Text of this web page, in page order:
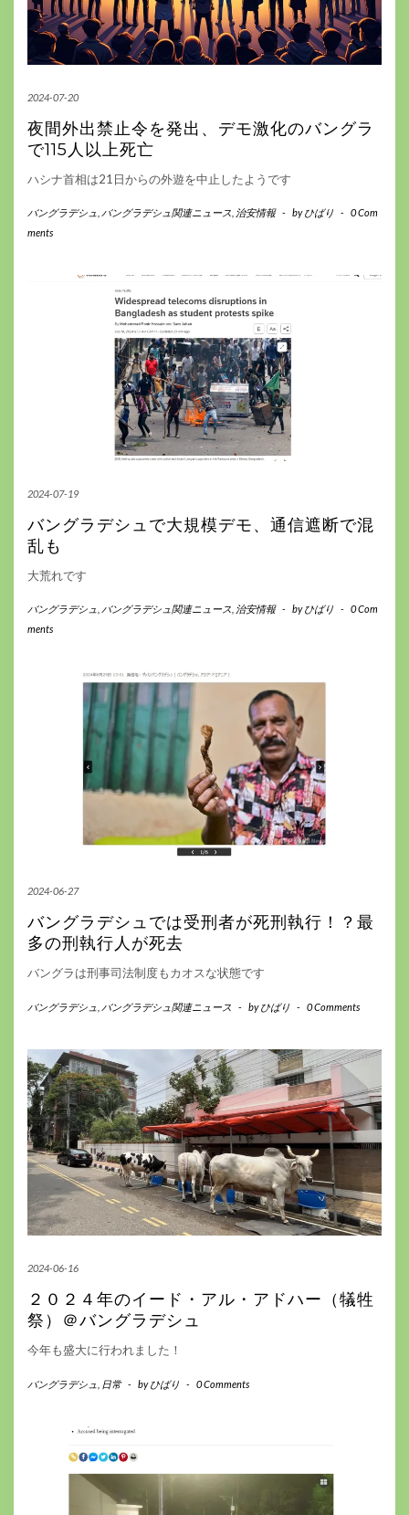
2024-07-20
夜間外出禁止令を発出、デモ激化のバングラ
で115人以上死亡
ハシナ首相は21日からの外遊を中止したようです
バングラデシュ バングラデシュ関連ニュース 治安情報 - byひばり -
0 Com
ments
2024-07-19
バングラデシュで大規模デモ、通信遮断で混
乱も
大荒れです
バングラデシュ バングラデシュ関連ニュース 治安情報 - byひばり -
0 Com
ments
2024-06-27
バングラデシュでは受刑者が死刑執行！？最
多の刑執行人が死去
バングラは刑事司法制度もカオスな状態です
バングラデシュ バングラデシュ関連ニュース - byひばり - 0 Comments
2024-06-16
２０２４年のイード・アル・アドハー（犠牲
祭）＠バングラデシュ
今年も盛大に行われました！
バングラデシュ 日常 - byひばり - 0 Comments